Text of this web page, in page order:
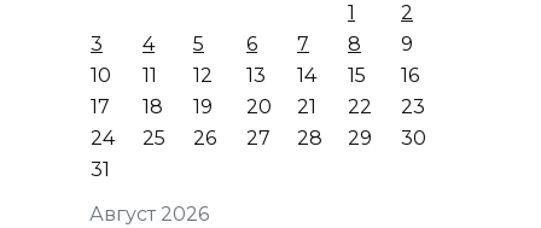
Август 2026
1
2
3
4 5 6 7 8
9
10
11 12 13 14 15
16
17
18 19 20 21 22
23
24
25 26 27 28 29
30
31